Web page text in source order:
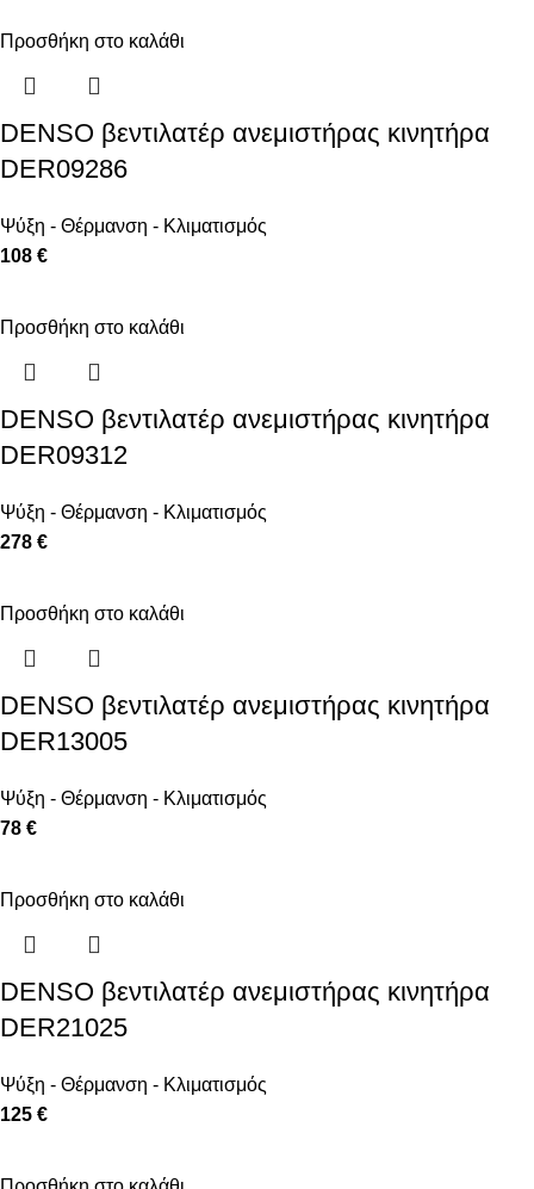
Προσθήκη στο καλάθι
DENSO βεντιλατέρ ανεμιστήρας κινητήρα
DER09286
Ψύξη - Θέρμανση - Κλιματισμός
108 €
Προσθήκη στο καλάθι
DENSO βεντιλατέρ ανεμιστήρας κινητήρα
DER09312
Ψύξη - Θέρμανση - Κλιματισμός
278 €
Προσθήκη στο καλάθι
DENSO βεντιλατέρ ανεμιστήρας κινητήρα
DER13005
Ψύξη - Θέρμανση - Κλιματισμός
78 €
Προσθήκη στο καλάθι
DENSO βεντιλατέρ ανεμιστήρας κινητήρα
DER21025
Ψύξη - Θέρμανση - Κλιματισμός
125 €